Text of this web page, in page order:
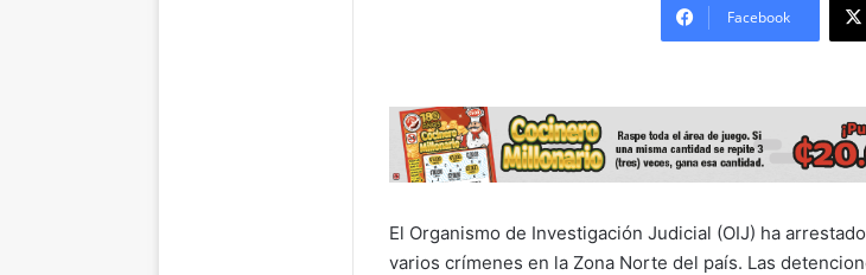
Facebook
El Organismo de Investigación Judicial (OIJ) ha
varios crímenes en la Zona Norte del país. Las